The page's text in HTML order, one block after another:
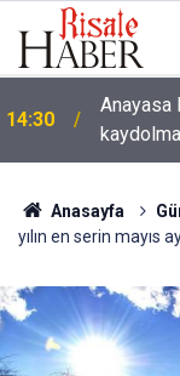
14:30
Anayasa
Anasayfa
yılın en serin mayıs